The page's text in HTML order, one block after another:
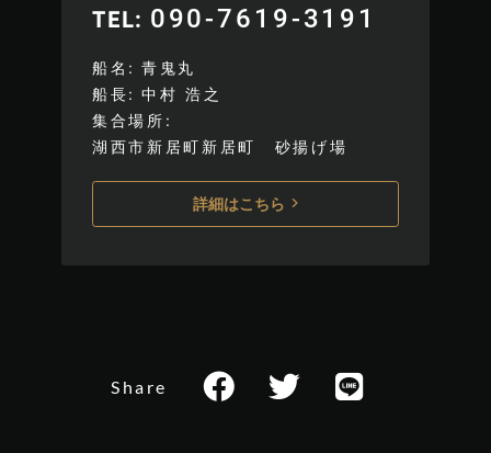
TEL 090-7619-3191
船名
青鬼丸
船長
中村 浩之
集合場所
湖西市新居町新居町 砂揚げ場
詳細はこちら
Share